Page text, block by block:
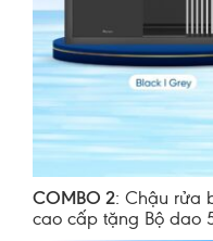
COMBO 2: Chậu rửa
cao cấp tặng Bộ dao